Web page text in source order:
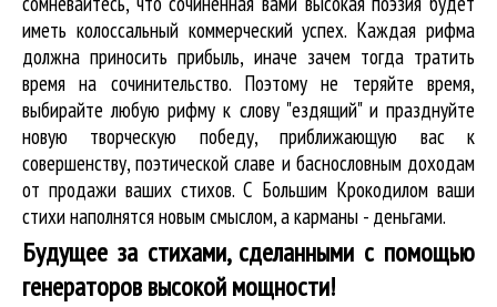
иметь колоссальный коммерческий успех. Каждая рифма
должна приносить прибыль, иначе зачем тогда тратить
время на сочинительство. Поэтому не теряйте время,
выбирайте любую рифму к слову "ездящий" и празднуйте
новую творческую победу, приближающую вас к
совершенству, поэтической славе и баснословным доходам
от продажи ваших стихов. С Большим Крокодилом ваши
стихи наполнятся новым смыслом, а карманы - деньгами.
Будущее за стихами, сделанными с помощью
генераторов высокой мощности!